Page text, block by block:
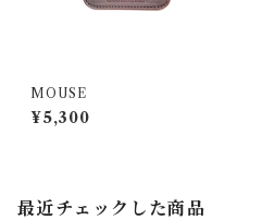
MOUSE
¥5,300
最近チェックした商品